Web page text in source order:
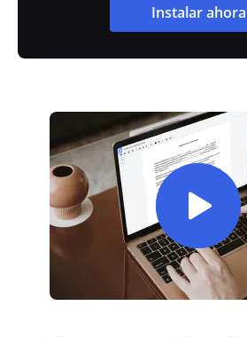
Instalar ahora